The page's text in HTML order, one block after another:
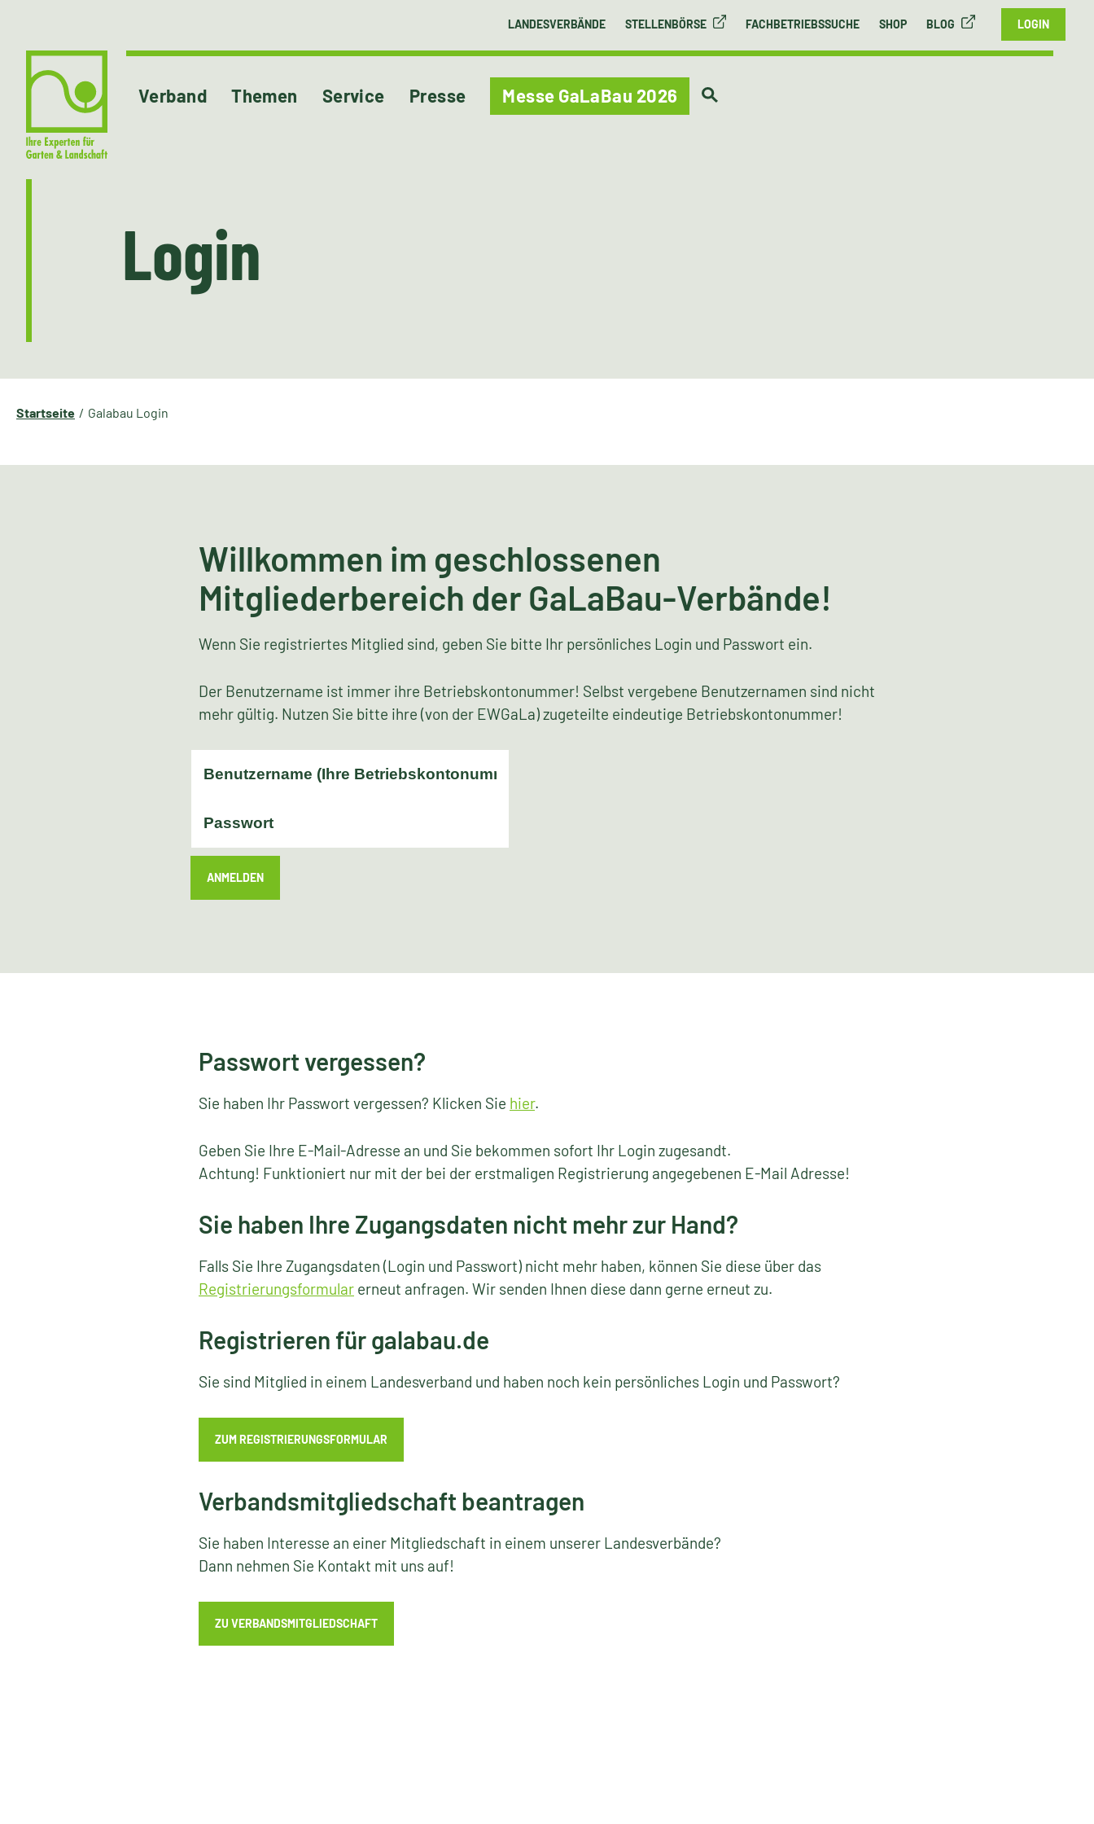
LANDESVERBÄNDE STELLENBÖRSE FACHBETRIEBSSUCHE SHOP BLOG LOGIN
Verband Themen Service Presse Messe GaLaBau 2026
Login
Startseite Galabau Login
Willkommen im geschlossenen
Mitgliederbereich der GaLaBau-Verbände!
Wenn Sie registriertes Mitglied sind, geben Sie bitte Ihr persönliches Login und Passwort ein.
Der Benutzername ist immer ihre Betriebskontonummer! Selbst vergebene Benutzernamen sind nicht
mehr gültig. Nutzen Sie bitte ihre (von der EWGaLa) zugeteilte eindeutige Betriebskontonummer!
ANMELDEN
Passwort vergessen?
Sie haben Ihr Passwort vergessen? Klicken Sie hier.
Geben Sie Ihre E-Mail-Adresse an und Sie bekommen sofort Ihr Login zugesandt.
Achtung! Funktioniert nur mit der bei der erstmaligen Registrierung angegebenen E-Mail Adresse!
Sie haben Ihre Zugangsdaten nicht mehr zur Hand?
Falls Sie Ihre Zugangsdaten (Login und Passwort) nicht mehr haben, können Sie diese über das
Registrierungsformular erneut anfragen. Wir senden Ihnen diese dann gerne erneut zu.
Registrieren für galabau.de
Sie sind Mitglied in einem Landesverband und haben noch kein persönliches Login und Passwort?
ZUM REGISTRIERUNGSFORMULAR
Verbandsmitgliedschaft beantragen
Sie haben Interesse an einer Mitgliedschaft in einem unserer Landesverbände?
Dann nehmen Sie Kontakt mit uns auf!
ZU VERBANDSMITGLIEDSCHAFT